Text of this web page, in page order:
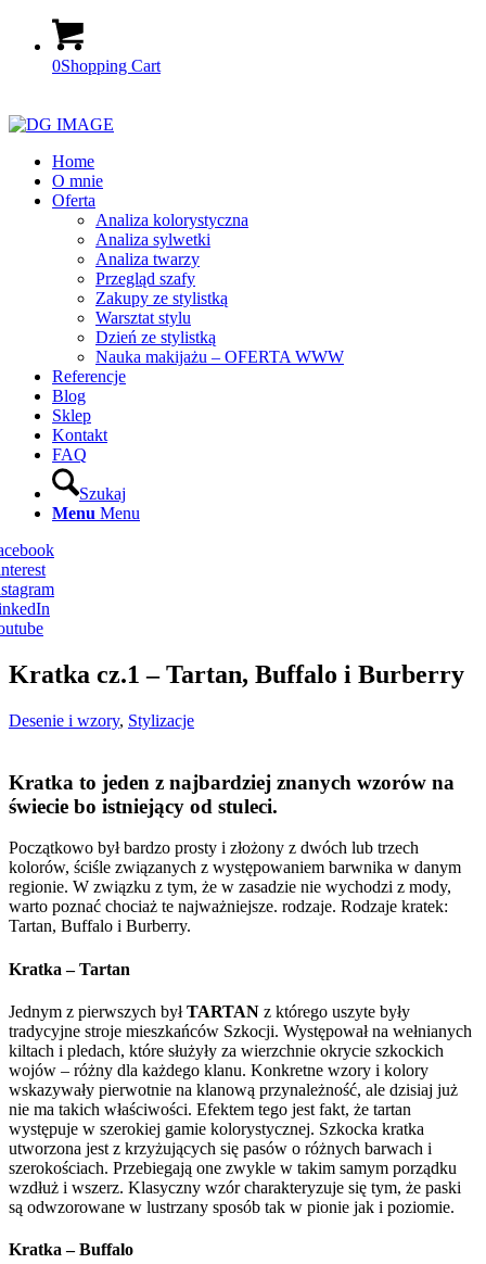
0Shopping Cart
Home
O mnie
Oferta
Analiza kolorystyczna
Analiza sylwetki
Analiza twarzy
Przegląd szafy
Zakupy ze stylistką
Warsztat stylu
Dzień ze stylistką
Nauka makijażu – OFERTA WWW
Referencje
Blog
Sklep
Kontakt
FAQ
Szukaj
Menu Menu
Kratka cz.1 – Tartan, Buffalo i Burberry
Desenie i wzory, Stylizacje
Kratka to jeden z najbardziej znanych wzorów na
świecie bo istniejący od stuleci.
Początkowo był bardzo prosty i złożony z dwóch lub trzech
kolorów, ściśle związanych z występowaniem barwnika w danym
regionie. W związku z tym, że w zasadzie nie wychodzi z mody,
warto poznać chociaż te najważniejsze. rodzaje. Rodzaje kratek:
Tartan, Buffalo i Burberry.
Kratka – Tartan
Jednym z pierwszych byłTARTAN z którego uszyte były
tradycyjne stroje mieszkańców Szkocji. Występował na wełnianych
kiltach i pledach, które służyły za wierzchnie okrycie szkockich
wojów – różny dla każdego klanu. Konkretne wzory i kolory
wskazywały pierwotnie na klanową przynależność, ale dzisiaj już
nie ma takich właściwości. Efektem tego jest fakt, że tartan
występuje w szerokiej gamie kolorystycznej. Szkocka kratka
utworzona jest z krzyżujących się pasów o różnych barwach i
szerokościach. Przebiegają one zwykle w takim samym porządku
wzdłuż i wszerz. Klasyczny wzór charakteryzuje się tym, że paski
są odwzorowane w lustrzany sposób tak w pionie jak i poziomie.
Kratka – Buffalo